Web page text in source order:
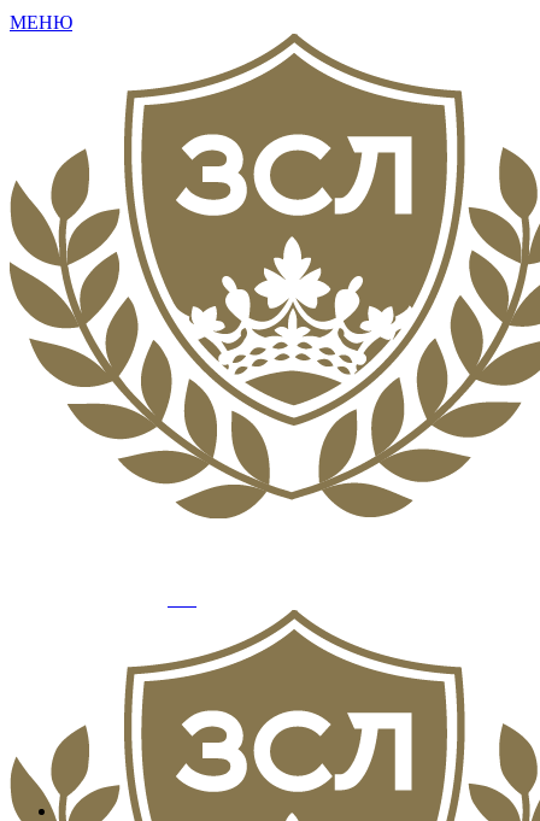
МЕНЮ